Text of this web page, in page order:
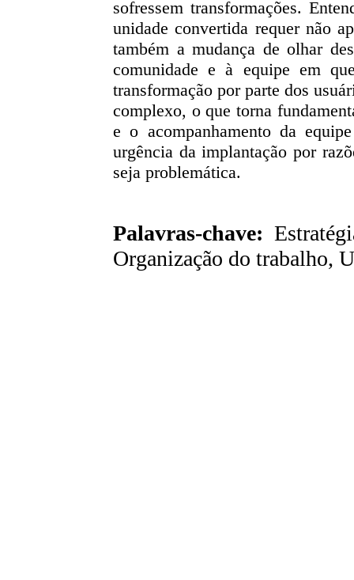
sofressem transformações.
unidade convertida requer não
também a mudança de olhar
comunidade e à equipe em
transformação por parte dos
complexo, o que torna
e o acompanhamento da
urgência da implantação por
seja problemática.
Palavras-chave:
Organização do trabalho,